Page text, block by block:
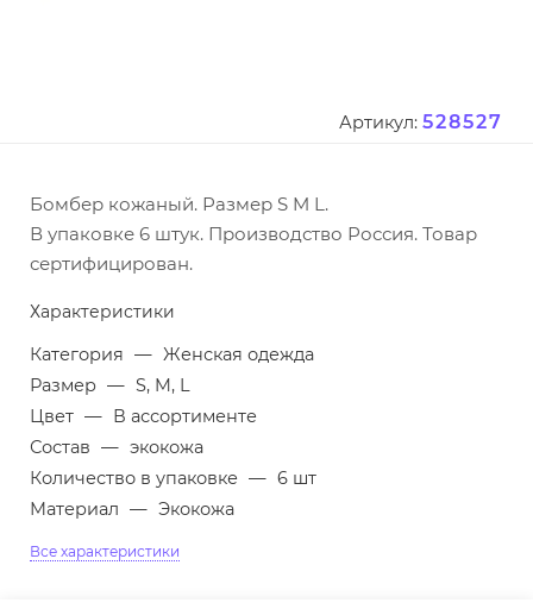
Артикул: 528527
Бомбер кожаный. Размер S M L.
В упаковке 6 штук. Производство Россия. Товар
сертифицирован.
Характеристики
Категория — Женская одежда
Размер — S, M, L
Цвет — В ассортименте
Состав — экокожа
Количество в упаковке — 6 шт
Материал — Экокожа
Все характеристики